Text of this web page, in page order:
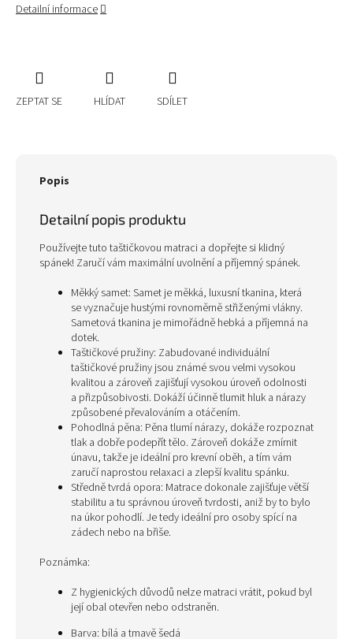
Detailní informace
ZEPTAT SE HLÍDAT SDÍLET
Popis
Detailní popis produktu
Používejte tuto taštičkovou matraci a dopřejte si klidný
spánek! Zaručí vám maximální uvolnění a příjemný spánek.
Měkký samet: Samet je měkká, luxusní tkanina, která
se vyznačuje hustými rovnoměrně střiženými vlákny.
Sametová tkanina je mimořádně hebká a příjemná na
dotek.
Taštičkové pružiny: Zabudované individuální
taštičkové pružiny jsou známé svou velmi vysokou
kvalitou a zároveň zajišťují vysokou úroveň odolnosti
a přizpůsobivosti. Dokáží účinně tlumit hluk a nárazy
způsobené převalováním a otáčením.
Pohodlná pěna: Pěna tlumí nárazy, dokáže rozpoznat
tlak a dobře podepřít tělo. Zároveň dokáže zmírnit
únavu, takže je ideální pro krevní oběh, a tím vám
zaručí naprostou relaxaci a zlepší kvalitu spánku.
Středně tvrdá opora: Matrace dokonale zajišťuje větší
stabilitu a tu správnou úroveň tvrdosti, aniž by to bylo
na úkor pohodlí. Je tedy ideální pro osoby spící na
zádech nebo na břiše.
Poznámka:
Z hygienických důvodů nelze matraci vrátit, pokud byl
její obal otevřen nebo odstraněn.
Barva: bílá a tmavě šedá